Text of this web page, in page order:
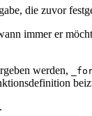
die zuvor
immer er
werden,